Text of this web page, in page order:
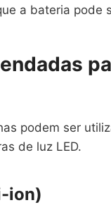
a bateria pode
podem ser
de luz LED.
ion)